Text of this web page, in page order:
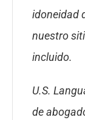
idoneidad
nuestro
incluido.
U.S.
de